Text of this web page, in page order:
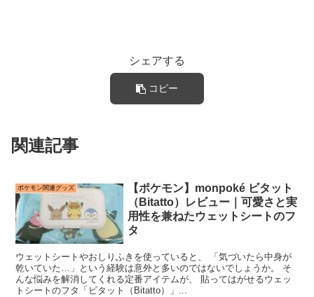
シェアする
コピー
関連記事
ポケモン関連グッズ
【ポケモン】monpoké ビタット
（Bitatto）レビュー｜可愛さと実
用性を兼ねたウェットシートのフ
タ
ウェットシートやおしりふきを使っていると、 「気づいたら中身が
乾いていた…」という経験は意外と多いのではないでしょうか。 そ
んな悩みを解消してくれる定番アイテムが、 貼ってはがせるウェッ
トシートのフタ「ビタット（Bitatto）」...